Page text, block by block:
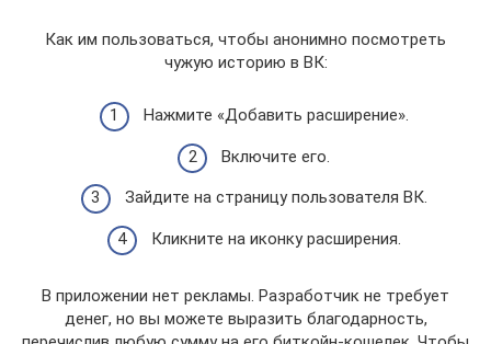
Как им пользоваться, чтобы анонимно посмотреть
чужую историю в ВК:
Нажмите «Добавить расширение».
Включите его.
Зайдите на страницу пользователя ВК.
Кликните на иконку расширения.
В приложении нет рекламы. Разработчик не требует
денег, но вы можете выразить благодарность,